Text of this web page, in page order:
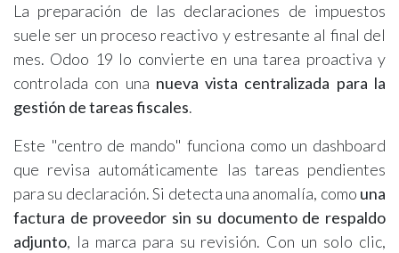
La preparación de las declaraciones de impuestos
suele ser un proceso reactivo y estresante al final del
mes. Odoo 19 lo convierte en una tarea proactiva y
controlada con una nueva vista centralizada para la
gestión de tareas fiscales.
Este "centro de mando" funciona como un dashboard
que revisa automáticamente las tareas pendientes
para su declaración. Si detecta una anomalía, como una
factura de proveedor sin su documento de respaldo
adjunto, la marca para su revisión. Con un solo clic,